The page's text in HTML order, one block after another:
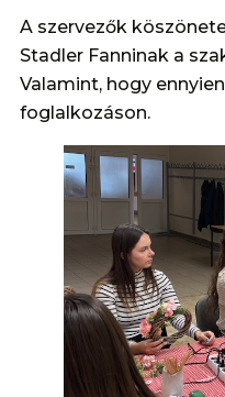
A szervezők
Stadler Fanninak a
Valamint, hogy
foglalkozáson.